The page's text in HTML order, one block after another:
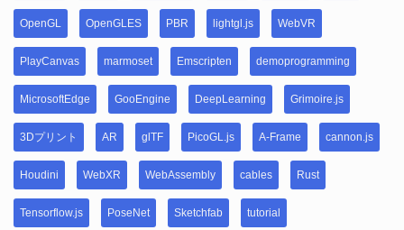
OpenGL OpenGLES PBR lightgl.js WebVR
PlayCanvas marmoset Emscripten demoprogramming
MicrosoftEdge GooEngine DeepLearning Grimoire.js
3Dプリント AR glTF PicoGL.js A-Frame cannon.js
Houdini WebXR WebAssembly cables Rust
Tensorflow.js PoseNet Sketchfab tutorial